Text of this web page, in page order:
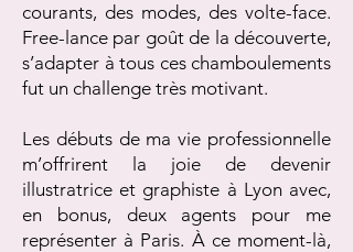
courants, des modes, des volte-face.
Free-lance par goût de la découverte,
s’adapter à tous ces chamboulements
fut un challenge très motivant.
Les débuts de ma vie professionnelle
m’offrirent la joie de devenir
illustratrice et graphiste à Lyon avec,
en bonus, deux agents pour me
représenter à Paris. À ce moment-là,